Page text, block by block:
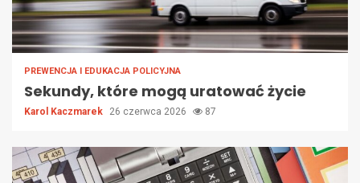
PREWENCJA I EDUKACJA POLICYJNA
Sekundy, które mogą uratować życie
Karol Kaczmarek 26 czerwca 2026 87